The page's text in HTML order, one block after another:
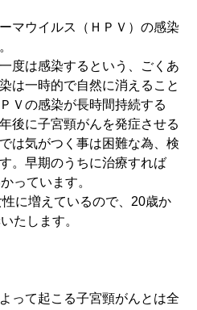
マウイルス（ＨＰＶ）の感染
度は感染するという、ごくあ
は一時的で自然に消えること
Ｖの感染が長時間持続する
後に子宮頸がんを発症させる
は気がつく事は困難な為、検
。早期のうちに治療すれば
っています。
に増えているので、20歳か
たします。
って起こる子宮頸がんとは全